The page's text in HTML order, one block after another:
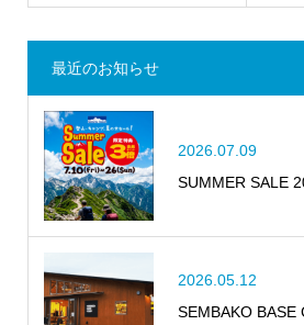
最近のお知らせ
2026.07.09
SUMMER SALE
2026.05.12
SEMBAKO BASE